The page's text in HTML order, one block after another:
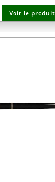
Voir le produit